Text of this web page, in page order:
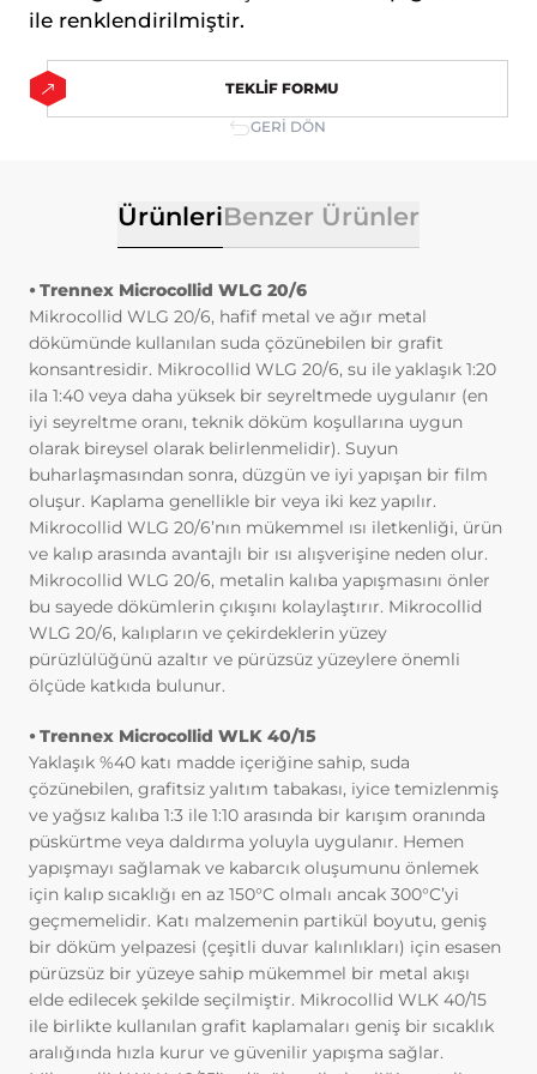
ile renklendirilmiştir.
TEKLİF FORMU
GERİ DÖN
ÜrünleriBenzer Ürünler
⦁ Trennex Microcollid WLG 20/6
Mikrocollid WLG 20/6, hafif metal ve ağır metal
dökümünde kullanılan suda çözünebilen bir grafit
konsantresidir. Mikrocollid WLG 20/6, su ile yaklaşık 1:20
ila 1:40 veya daha yüksek bir seyreltmede uygulanır (en
iyi seyreltme oranı, teknik döküm koşullarına uygun
olarak bireysel olarak belirlenmelidir). Suyun
buharlaşmasından sonra, düzgün ve iyi yapışan bir film
oluşur. Kaplama genellikle bir veya iki kez yapılır.
Mikrocollid WLG 20/6’nın mükemmel ısı iletkenliği, ürün
ve kalıp arasında avantajlı bir ısı alışverişine neden olur.
Mikrocollid WLG 20/6, metalin kalıba yapışmasını önler
bu sayede dökümlerin çıkışını kolaylaştırır. Mikrocollid
WLG 20/6, kalıpların ve çekirdeklerin yüzey
pürüzlülüğünü azaltır ve pürüzsüz yüzeylere önemli
ölçüde katkıda bulunur.
⦁ Trennex Microcollid WLK 40/15
Yaklaşık %40 katı madde içeriğine sahip, suda
çözünebilen, grafitsiz yalıtım tabakası, iyice temizlenmiş
ve yağsız kalıba 1:3 ile 1:10 arasında bir karışım oranında
püskürtme veya daldırma yoluyla uygulanır. Hemen
yapışmayı sağlamak ve kabarcık oluşumunu önlemek
için kalıp sıcaklığı en az 150°C olmalı ancak 300°C’yi
geçmemelidir. Katı malzemenin partikül boyutu, geniş
bir döküm yelpazesi (çeşitli duvar kalınlıkları) için esasen
pürüzsüz bir yüzeye sahip mükemmel bir metal akışı
elde edilecek şekilde seçilmiştir. Mikrocollid WLK 40/15
ile birlikte kullanılan grafit kaplamaları geniş bir sıcaklık
aralığında hızla kurur ve güvenilir yapışma sağlar.
ilişkin veriler toplanmaktadır. Bu veriler,
diğer tercihlerinize dair bilgileri
kapsamaktadır.
Çerezler, ziyaret ettiğiniz internet siteleri
tarafından tarayıcılar aracılığıyla cihazınıza
veya ağ sunucusuna depolanan küçük
metin dosyalarıdır. Sitede tercih ettiğiniz
dil ve diğer ayarları içeren bu küçük metin
dosyaları, siteye bir sonraki ziyaretinizde
tercihlerinizin hatırlanmasına ve sitedeki
deneyiminizi iyileştirmek için
hizmetlerimizde geliştirmeler yapmamıza
yardımcı olur. Böylece bir sonraki
ziyaretinizde daha iyi ve kişiselleştirilmiş
bir kullanım deneyimi yaşayabilirsiniz.
İnternet Sitemizde çerez kullanılmasının
başlıca amaçları aşağıda sıralanmaktadır:
İnternet sitesinin işlevselliğini ve
performansını arttırmak yoluyla sizlere
sunulan hizmetleri geliştirmek,
İnternet Sitesini iyileştirmek ve İnternet
Sitesi üzerinden yeni özellikler sunmak
ve sunulan özellikleri sizlerin
tercihlerine göre kişiselleştirmek;
İnternet Sitesinin, sizin ve Kurum’un
hukuki ve ticari güvenliğinin teminini
sağlamak, Site üzerinden sahte
işlemlerin gerçekleştirilmesini önlemek;
5651 sayılı Internet Ortamında Yapılan
Yayınların Düzenlenmesi ve Bu Yayınlar
Yoluyla İşlenen Suçlarla Mücadele
Edilmesi Hakkında Kanun ve Internet
Ortamında Yapılan Yayınların
Düzenlenmesine Dair Usul ve Esaslar
Hakkında Yönetmelik’ten
kaynaklananlar başta olmak üzere,
kanuni ve sözleşmesel yükümlülüklerini